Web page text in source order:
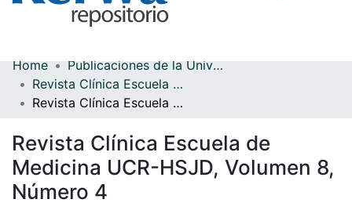
Communities & Collections
More Information
Browse Kérwá
Statistics
Home
Publicaciones de la Universidad de Costa Rica
Revista Clínica Escuela de Medicina UCR-HSJD
Revista Clínica Escuela de Medicina UCR-HSJD, Volumen 8, Número 4
Revista Clínica Escuela de
Medicina UCR-HSJD, Volumen 8,
Número 4